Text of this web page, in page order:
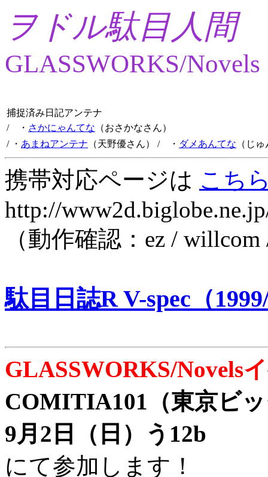
ヲドル駄目人間
GLASSWORKS/Novels
捕捉済み日記アンテナ
/ ・ さかにゃんてな （おさかなさん）
/ ・ あまねアンテナ （天野優さん） / ・ ダメあんてな （じ
携帯対応ページは こち
http://
（動作確認：ez /
駄目日誌R V-spec（
GLASSWORKS/Novels
COMITIA101（東京ビ
9月2日（日）う12b
にて参加します！